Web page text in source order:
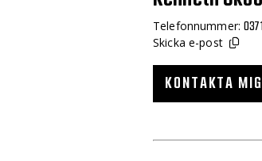
Telefonnummer:
Skicka e-post
KONTAKTA MIG